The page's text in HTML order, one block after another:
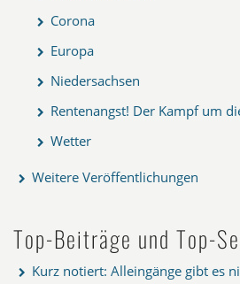
Corona
Europa
Niedersachsen
Rentenangst! Der Kampf um
Wetter
Weitere Veröffentlichungen
Top-Beiträge und Top-
Kurz notiert: Alleingänge gibt es